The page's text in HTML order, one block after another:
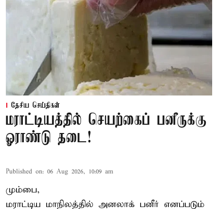
தேசிய செய்திகள்
மராட்டியத்தில் செயற்கைப் பனீருக்கு
ஓராண்டு தடை!
Published on: 06 Aug 2026, 10:09 am
மும்பை,
மராட்டிய மாநிலத்தில் அனலாக் பனீர் எனப்படும்